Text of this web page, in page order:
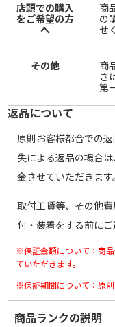
店頭での購入
をご希望の方
へ
商
の
せ
その他
商
き
第
返品について
原則お客様都合での
失による返品の場合
金させていただきます。
取付工賃等、その他
付・装着をする前にご
※保証金額について：商
ていただきます。
※保証期間について：原則
商品ランクの説明